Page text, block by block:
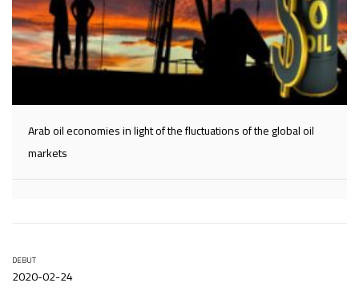
Arab oil economies in light of the fluctuations of the global oil
markets
DEBUT
2020-02-24